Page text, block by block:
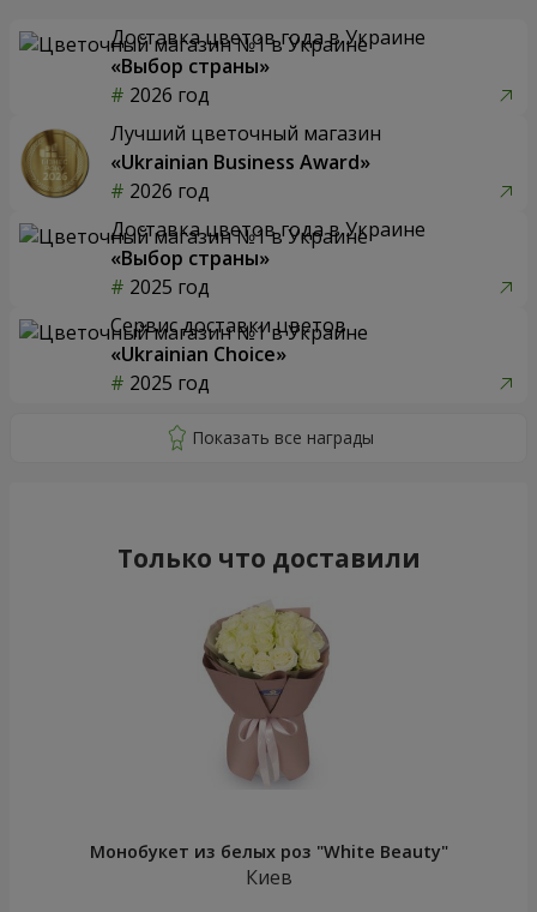
Доставка цветов года в Украине
«Выбор страны»
2026 год
Лучший цветочный магазин
«Ukrainian Business Award»
2026 год
Доставка цветов года в Украине
«Выбор страны»
2025 год
Сервис доставки цветов
«Ukrainian Choice»
2025 год
Только что доставили
Монобукет из белых роз "White Beauty"
Киев